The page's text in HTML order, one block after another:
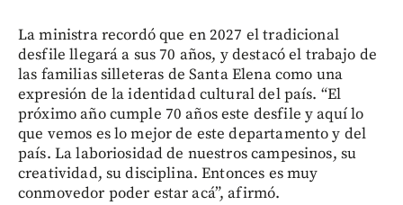
La ministra recordó que en 2027 el tradicional
desfile llegará a sus 70 años, y destacó el trabajo de
las familias silleteras de Santa Elena como una
expresión de la identidad cultural del país. “El
próximo año cumple 70 años este desfile y aquí lo
que vemos es lo mejor de este departamento y del
país. La laboriosidad de nuestros campesinos, su
creatividad, su disciplina. Entonces es muy
conmovedor poder estar acá”, afirmó.